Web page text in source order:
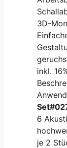
3D-
inkl.
6
je 2